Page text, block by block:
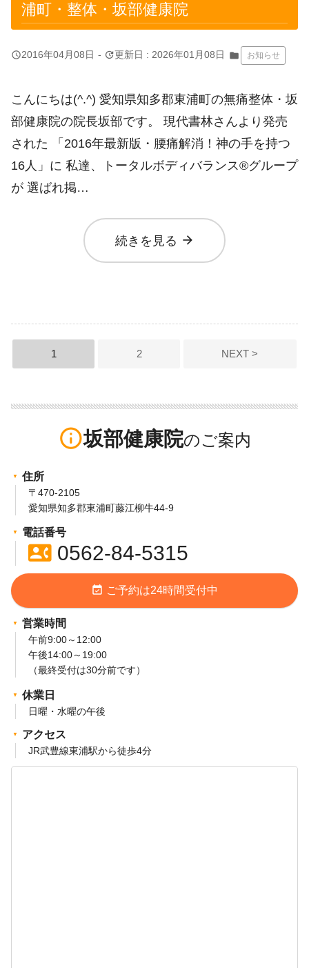
浦町・整体・坂部健康院
query_builder2016年04月08日 - update更新日 : 2026年01月08日 folder お知らせ
こんにちは(^.^) 愛知県知多郡東浦町の無痛整体・坂
部健康院の院長坂部です。 現代書林さんより発売
された 「2016年最新版・腰痛解消！神の手を持つ
16人」に 私達、トータルボディバランス®グループ
が 選ばれ掲…
続きを見る arrow_forward
投
ペ
ジ
り
1 2 NEXT >
info_outline坂部健康院
住所
〒470-2105
愛知県知多郡東浦町藤江柳牛44-9
電話番号
contact_phone0562-84-5315
event_available ご予約は24時間受付中
営業時間
午前9:00～12:00
午後14:00～19:00
（最終受付は30分前です）
休業日
日曜・水曜の午後
アクセス
JR武豊線東浦駅から徒歩4分